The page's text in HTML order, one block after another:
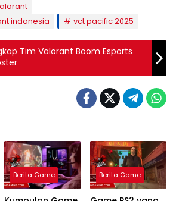
indonesia
vct pacific 2025
Tim Valorant Boom Esports
Berita Game Berita Game